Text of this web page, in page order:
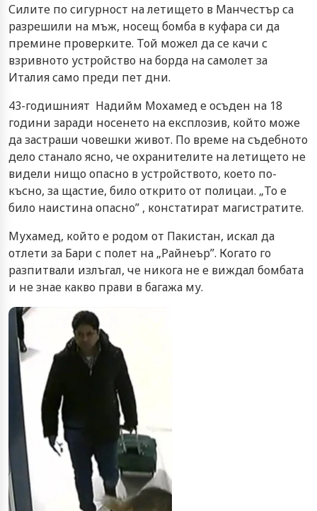
Силите по сигурност на летището в Манчестър са
разрешили на мъж, носещ бомба в куфара си да
премине проверките. Той можел да се качи с
взривното устройство на борда на самолет за
Италия само преди пет дни.
43-годишният Надийм Мохамед е осъден на 18
години заради носенето на експлозив, който може
да застраши човешки живот. По време на съдебното
дело станало ясно, че охранителите на летището не
видели нищо опасно в устройството, което по-
късно, за щастие, било открито от полицаи. „То е
било наистина опасно” , констатират магистратите.
Мухамед, който е родом от Пакистан, искал да
отлети за Бари с полет на „Райнеър”. Когато го
разпитвали излъгал, че никога не е виждал бомбата
и не знае какво прави в багажа му.